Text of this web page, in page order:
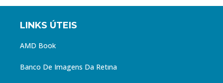
LINKS ÚTEIS
AMD Book
Banco De Imagens Da Retina